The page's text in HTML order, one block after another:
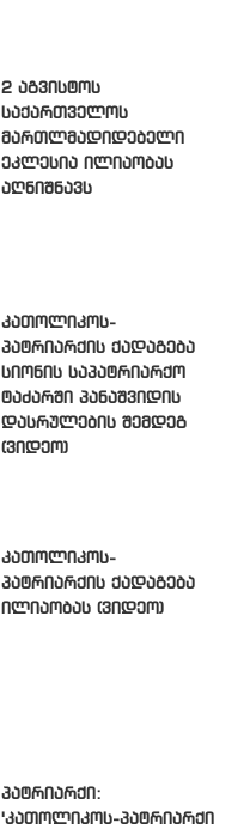
2 აგვისტოს
საქართველოს
მართლმადიდებელი
ეკლესია ილიაობას
აღნიშნავს
კათოლიკოს-
პატრიარქის ქადაგება
სიონის საპატრიარქო
ტაძარში პანაშვიდის
დასრულების შემდეგ
(ვიდეო)
კათოლიკოს-
პატრიარქის ქადაგება
ილიაობას (ვიდეო)
პატრიარქი:
'კათოლიკოს-პატრიარქი